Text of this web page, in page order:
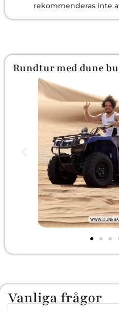
rekommenderas inte
Rundtur med dune
Vanliga frågor